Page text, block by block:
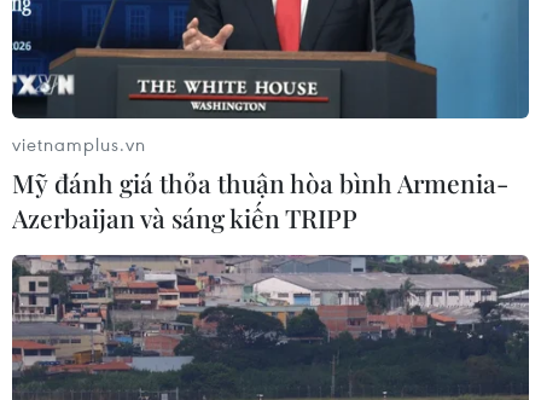
vietnamplus.vn
Mỹ đánh giá thỏa thuận hòa bình Armenia-
Azerbaijan và sáng kiến TRIPP